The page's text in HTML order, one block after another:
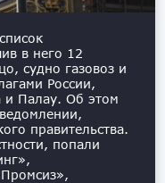
в него 12
судно газовоз и
России,
Палау. Об этом
правительства.
попали